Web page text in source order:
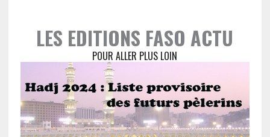
LES EDITIONS FASO ACTU
POUR ALLER PLUS LOIN